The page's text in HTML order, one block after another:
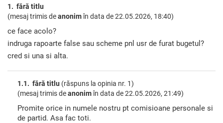
1. fără titlu
(mesaj trimis deanonimîn data de22.05.2026, 18:40)
ce face acolo?
indruga rapoarte false sau scheme pnl usr de furat bugetul?
cred si una si alta.
1.1. fără titlu (răspuns la opinia nr. 1)
(mesaj trimis deanonimîn data de22.05.2026, 21:49)
Promite orice in numele nostru pt comisioane personale si
de partid. Asa fac toti.